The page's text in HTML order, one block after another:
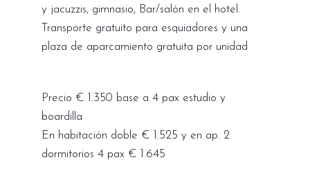
y jacuzzis, gimnasio, Bar/salón en el hotel.
Transporte gratuito para esquiadores y una
plaza de aparcamiento gratuita por unidad
Precio € 1.350 base a 4 pax estudio y
boardilla
En habitación doble € 1.525 y en ap. 2
dormitorios 4 pax € 1.645